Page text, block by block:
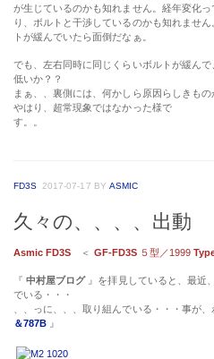
が生じているのかも知れません。経年変化
り、ボルトと干渉しているのかも知れませ
トが緩んでいたら面倒だなぁ。
でも、左右同時に同じくらいボルトが緩ん
低いか？？
まぁ、、裏側には、何かしら原因らしきもの
やはり、超常現象ではなかった様で
す。
FD3S 2017-07-17 BY ASMIC
久々の、、、、出動
Asmic FD3S ＜ GF-FD3S５型／1999
『中村屋ブログ』を拝見していると、最近
でいる・・・
、、っに、、、取り組んでいる・・・事が
＆787B 』